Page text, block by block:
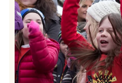
–
Ingunn van Etten